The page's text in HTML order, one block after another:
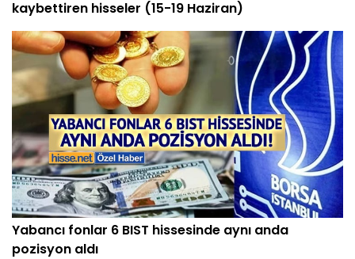
kaybettiren hisseler (15-19 Haziran)
Yabancı fonlar 6 BIST hissesinde aynı anda
pozisyon aldı